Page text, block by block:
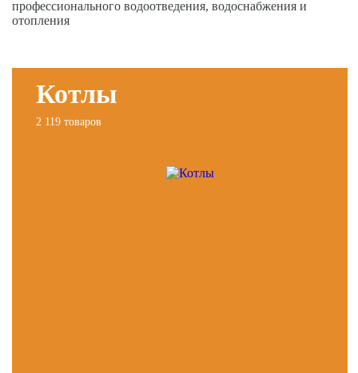
профессионального водоотведения, водоснабжения и
отопления
Котлы
2 119 товаров